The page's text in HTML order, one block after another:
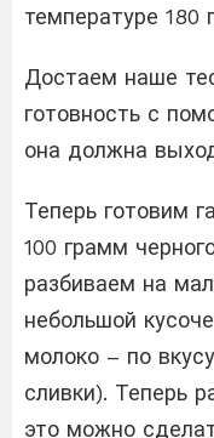
температуре 180
Достаем наше
готовность с
она должна
Теперь готовим
100 грамм
разбиваем на
небольшой
молоко – по
сливки). Теперь
это можно